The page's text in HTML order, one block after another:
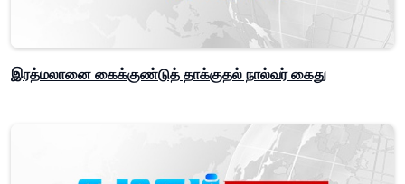
இரத்மலானை கைக்குண்டுத் தாக்குதல் நால்வர் கைது